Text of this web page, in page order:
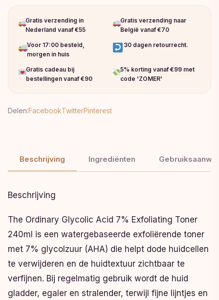
Gratis verzending in
Nederland vanaf €55
Gratis verzending naar
België vanaf €70
Voor 17:00 besteld,
morgen in huis
30 dagen retourrecht.
Gratis cadeau bij
bestellingen vanaf €90
5% korting vanaf €99 met
code 'ZOMER'
Delen:FacebookTwitterPinterest
Beschrijving Ingrediënten
Beschrijving
The Ordinary Glycolic Acid 7% Exfoliating Toner
240ml is een watergebaseerde exfoliërende toner
met 7% glycolzuur (AHA) die helpt dode huidcellen
te verwijderen en de huidtextuur zichtbaar te
verfijnen. Bij regelmatig gebruik wordt de huid
gladder, egaler en stralender, terwijl fijne lijntjes en